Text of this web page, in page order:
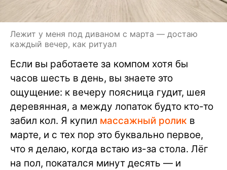
Лежит у меня под диваном с марта — достаю
каждый вечер, как ритуал
Если вы работаете за компом хотя бы
часов шесть в день, вы знаете это
ощущение: к вечеру поясница гудит, шея
деревянная, а между лопаток будто кто-то
забил кол. Я купил массажный ролик в
марте, и с тех пор это буквально первое,
что я делаю, когда встаю из-за стола. Лёг
на пол, покатался минут десять — и